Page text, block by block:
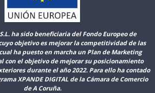
ha sido beneficiaria del Fondo Europeo de
objetivo es mejorar la competitividad de las
ha puesto en marcha un Plan de Marketing
con el objetivo de mejorar su posicionamiento
durante el año 2022. Para ello ha contado
XPANDE DIGITAL de la Cámara de Comercio
de A Coruña.